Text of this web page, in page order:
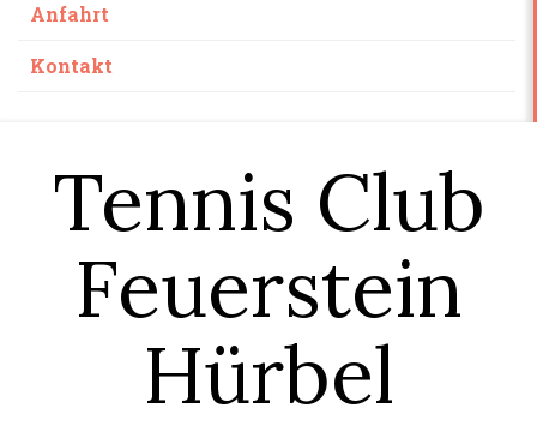
Anfahrt
Kontakt
Tennis Club
Feuerstein
Hürbel